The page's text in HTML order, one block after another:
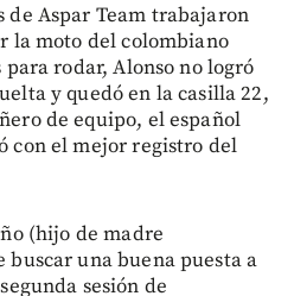
de Aspar Team trabajaron
la moto del colombiano
rodar, Alonso no logró
y quedó en la casilla 22,
de equipo, el español
con el mejor registro del
(hijo de madre
una buena puesta a
sesión de